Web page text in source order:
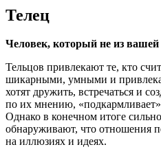
Телец
Человек, который не из вашей
Тельцов привлекают те, кто
шикарными, умными и
хотят дружить, встречаться и
по их мнению,
Однако в конечном итоге
обнаруживают, что отношения
на иллюзиях и идеях.